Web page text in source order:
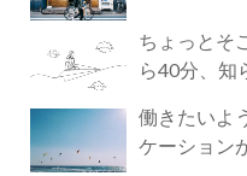
ちょっとそ
ら40分、知
働きたいよ
ケーション